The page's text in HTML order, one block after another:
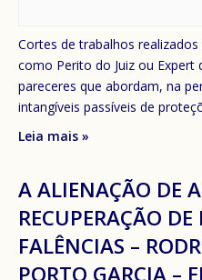
Cortes de trabalhos
como Perito do Juiz ou Expert
pareceres que abordam, na
intangíveis passíveis de
Leia mais »
A ALIENAÇÃO DE
RECUPERAÇÃO DE
FALÊNCIAS –
PORTO GARCIA –